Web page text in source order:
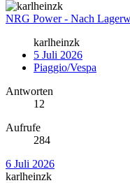
NRG Power - Nach
karlheinzk
5 Juli 2026
Piaggio/Vespa
Antworten
12
Aufrufe
284
6 Juli 2026
karlheinzk